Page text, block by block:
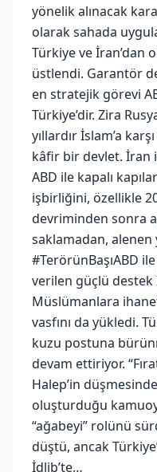
yönelik alınacak
olarak sahada
Türkiye ve İran’dan
üstlendi. Garantör
en stratejik görevi
Türkiye’dir. Zira
yıllardır İslam’a
kâfir bir devlet. İran
ABD ile kapalı
işbirliğini, özellikle
devriminden sonra
saklamadan,
#TerörünBaşıABD
verilen güçlü destek
Müslümanlara
vasfını da yükledi.
kuzu postuna
devam ettiriyor.
Halep’in
oluşturduğu
“ağabeyi” rolünü
düştü, ancak
İdlib’te…